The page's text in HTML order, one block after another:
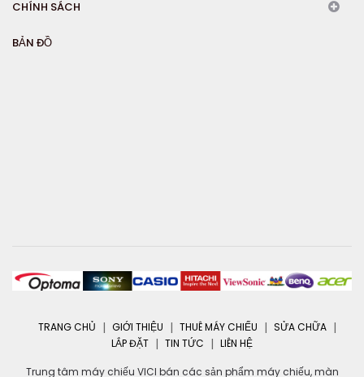
CHÍNH SÁCH
BẢN ĐỒ
TRANG CHỦ GIỚI THIỆU THUÊ MÁY CHIẾU
SỬA CHỮA
LẮP ĐẶT
TIN TỨC LIÊN HỆ
Trung tâm máy chiếu VICI bán các sản phẩm máy chiếu, màn